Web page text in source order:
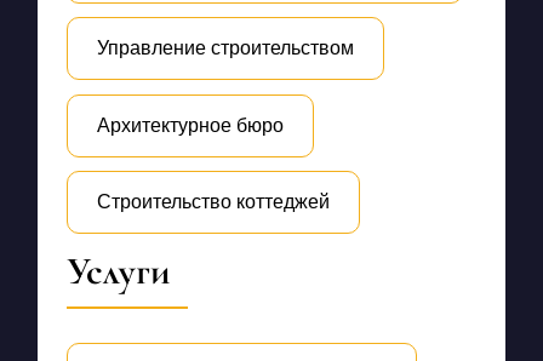
Управление строительством
Архитектурное бюро
Строительство коттеджей
Услуги